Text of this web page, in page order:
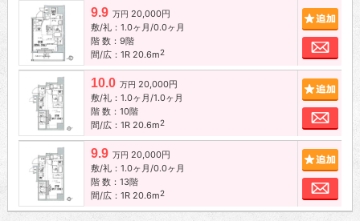
9.9 万円 20,000円
敷/礼：1.0ヶ月/0.0ヶ月
階 数：9階
間/広：1R 20.6m2
お
10.0 万円 20,000円
敷/礼：1.0ヶ月/1.0ヶ月
階 数：10階
間/広：1R 20.6m2
お
9.9 万円 20,000円
敷/礼：1.0ヶ月/0.0ヶ月
階 数：13階
間/広：1R 20.6m2
お